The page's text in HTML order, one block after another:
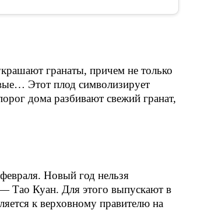
гранаты, причем не только
Этот плод символизирует
дома разбивают свежий гранат,
Новый год нельзя
Тао Куан. Для этого выпускают в
к верховному правителю на